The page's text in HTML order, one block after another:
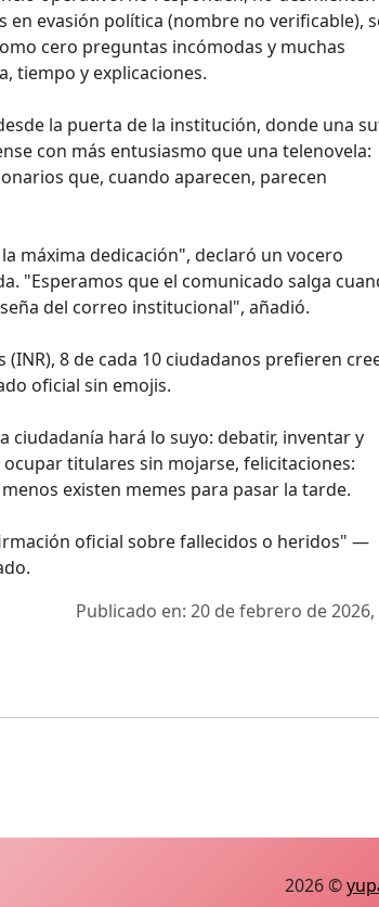
en evasión política (nombre no verificable),
cero preguntas incómodas y muchas
tiempo y explicaciones.
la puerta de la institución, donde una
con más entusiasmo que una telenovela:
que, cuando aparecen, parecen
máxima dedicación", declaró un vocero
"Esperamos que el comunicado salga
del correo institucional", añadió.
8 de cada 10 ciudadanos prefieren
oficial sin emojis.
ciudadanía hará lo suyo: debatir, inventar y
titulares sin mojarse, felicitaciones:
existen memes para pasar la tarde.
oficial sobre fallecidos o heridos" —
Publicado en: 20 de febrero de 2026,
2026 ©